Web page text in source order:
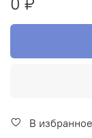
В избранное